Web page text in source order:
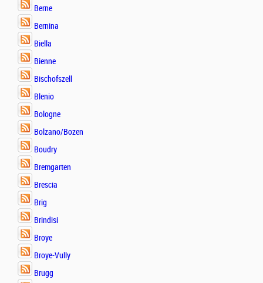
Berne
Bernina
Biella
Bienne
Bischofszell
Blenio
Bologne
Bolzano/Bozen
Boudry
Bremgarten
Brescia
Brig
Brindisi
Broye
Broye-Vully
Brugg